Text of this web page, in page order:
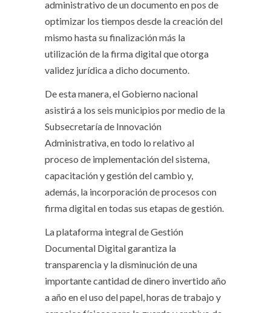
administrativo de un documento en pos de
optimizar los tiempos desde la creación del
mismo hasta su finalización más la
utilización de la firma digital que otorga
validez jurídica a dicho documento.
De esta manera, el Gobierno nacional
asistirá a los seis municipios por medio de la
Subsecretaría de Innovación
Administrativa, en todo lo relativo al
proceso de implementación del sistema,
capacitación y gestión del cambio y,
además, la incorporación de procesos con
firma digital en todas sus etapas de gestión.
La plataforma integral de Gestión
Documental Digital garantiza la
transparencia y la disminución de una
importante cantidad de dinero invertido año
a año en el uso del papel, horas de trabajo y